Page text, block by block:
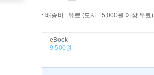
배송비 : 유료 (도서 15,000원 이상 무료)
eBook
9,500원